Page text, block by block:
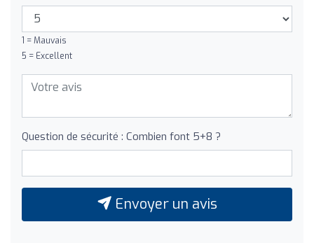
1 = Mauvais
5 = Excellent
Question de sécurité : Combien font 5+8 ?
Envoyer un avis